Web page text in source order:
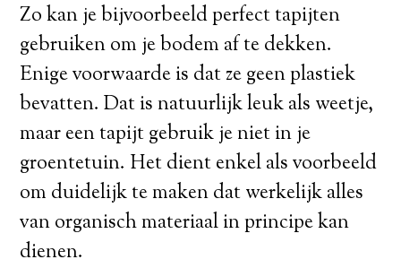
Zo kan je bijvoorbeeld perfect tapijten
gebruiken om je bodem af te dekken.
Enige voorwaarde is dat ze geen plastiek
bevatten. Dat is natuurlijk leuk als weetje,
maar een tapijt gebruik je niet in je
groentetuin. Het dient enkel als voorbeeld
om duidelijk te maken dat werkelijk alles
van organisch materiaal in principe kan
dienen.